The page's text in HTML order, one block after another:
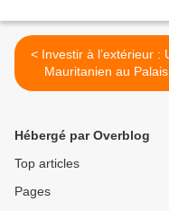
< Investir à l’extérieur : Un
Mauritanien au Palais
Sékhoutouréya
Hébergé par Overblog
Top articles
Pages